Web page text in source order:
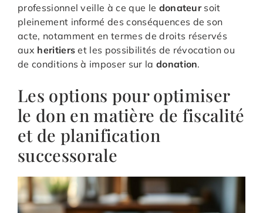
professionnel veille à ce que le donateursoit
pleinement informé des conséquences de son
acte, notamment en termes de droits réservés
aux heritiers et les possibilités de révocation ou
de conditions à imposer sur la donation.
Les options pour optimiser
le don en matière de fiscalité
et de planification
successorale